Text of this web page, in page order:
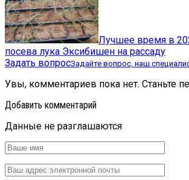
Лучшее время в
посева лука Эксибишен на рассаду
Задать вопросЗадайте вопрос, наш
Увы, комментариев пока нет. Станьте
Добавить комментарий
Данные не разглашаются